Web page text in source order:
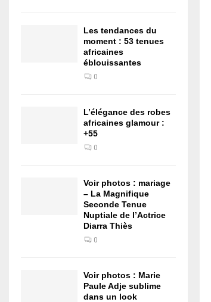
Les tendances du
moment : 53 tenues
africaines
éblouissantes
0
L’élégance des robes
africaines glamour :
+55
0
Voir photos : mariage
– La Magnifique
Seconde Tenue
Nuptiale de l’Actrice
Diarra Thiès
0
Voir photos : Marie
Paule Adje sublime
dans un look